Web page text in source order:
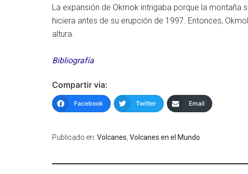
La expansión de Okmok intrigaba porque la montaña
hiciera antes de su erupción de 1997. Entonces,
altura.
Bibliografía
Compartir via:
Facebook Twitter Email
Publicado en: Volcanes Volcanes en el Mundo